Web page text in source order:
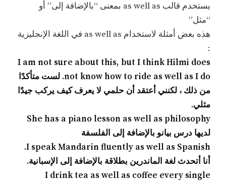
يستخدم قالب as well as بمعنى “بالإضافة إلى” أو
“مثل”
هذه بعض أمثلة لاستخدام as well as في اللغة الإنجليزية
:
I am not sure about this, but I think Hilmi does
not know how to ride as well as I do. لست متأكدًا
من ذلك ، لكنني أعتقد أن حلمي لا يعرف كيف يركب جيدًا
مثلي.
She has a piano lesson as well as philosophy
لديها درس بيانو بالإضافة إلى الفلسفة
I speak Mandarin fluently as well as Spanish.
أنا أتحدث لغة الماندرين بطلاقة بالإضافة إلى الإسبانية.
I drink tea as well as coffee every single